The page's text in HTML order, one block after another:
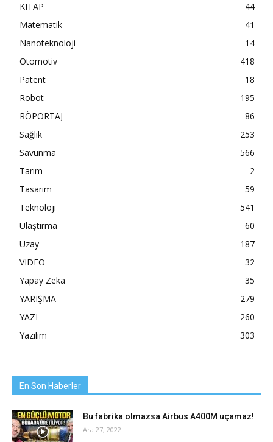
KITAP
44
Matematik
41
Nanoteknoloji
14
Otomotiv
418
Patent
18
Robot
195
RÖPORTAJ
86
Sağlık
253
Savunma
566
Tarım
2
Tasarım
59
Teknoloji
541
Ulaştırma
60
Uzay
187
VIDEO
32
Yapay Zeka
35
YARIŞMA
279
YAZI
260
Yazılım
303
En Son Haberler
Bu fabrika olmazsa Airbus A400M uçamaz!
Ara 27, 2022